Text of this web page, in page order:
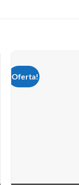
¡Oferta!